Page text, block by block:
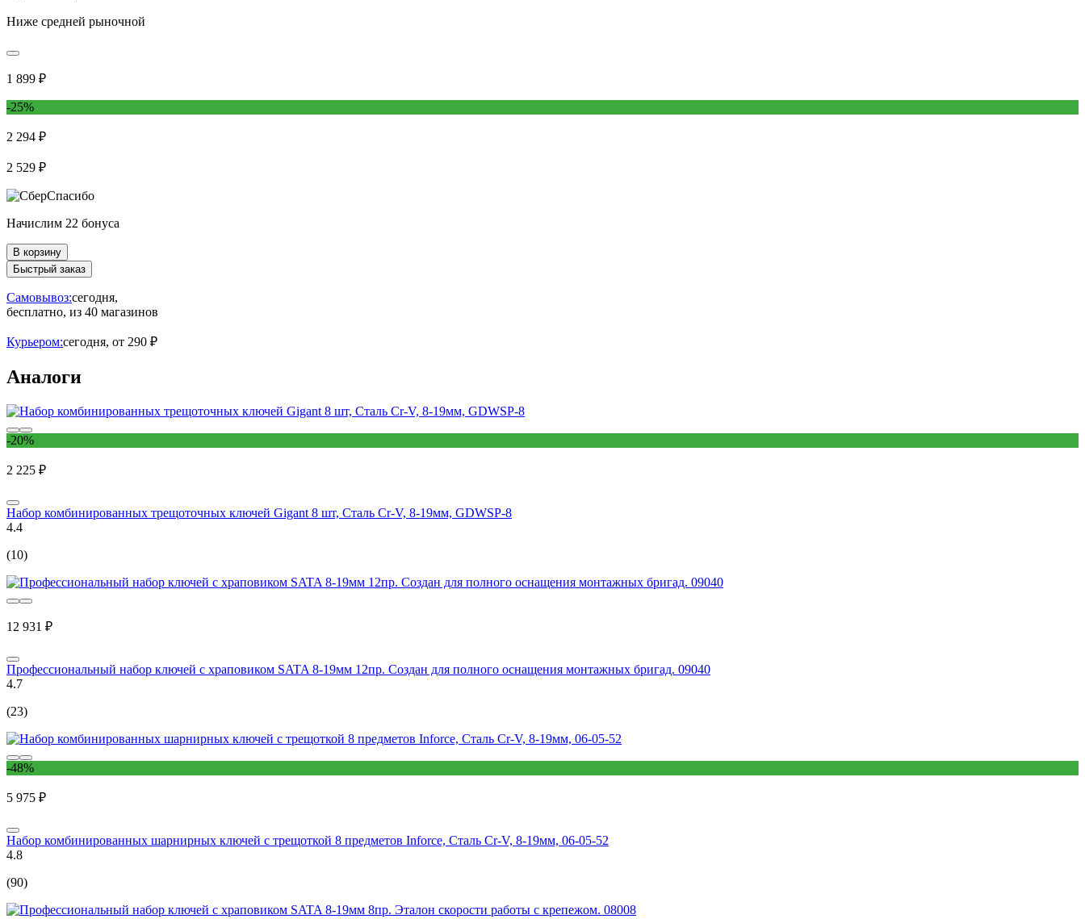
Ниже средней рыночной
1 899 ₽
-25%
2 294 ₽
2 529 ₽
Начислим 22 бонуса
В корзину
Быстрый заказ
Самовывоз:сегодня,
бесплатно, из 40 магазинов
Курьером:сегодня, от 290 ₽
Аналоги
-20%
2 225 ₽
Набор комбинированных трещоточных ключей Gigant 8 шт, Сталь Cr-V, 8-19мм, GDWSP-8
4.4
(10)
12 931 ₽
Профессиональный набор ключей с храповиком SATA 8-19мм 12пр. Создан для полного оснащения монтажных бригад. 09040
4.7
(23)
-48%
5 975 ₽
Набор комбинированных шарнирных ключей с трещоткой 8 предметов Inforce, Сталь Cr-V, 8-19мм, 06-05-52
4.8
(90)